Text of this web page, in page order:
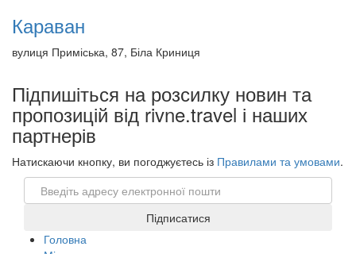
Караван
вулиця Приміська, 87, Біла Криниця
Підпишіться на розсилку новин та
пропозицій від rivne.travel і наших
партнерів
Натискаючи кнопку, ви погоджуєтесь із Правилами та умовами.
Email
Підписатися
Головна